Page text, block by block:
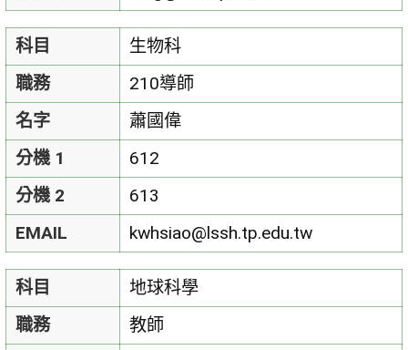
科目
生物科
職務
210導師
名字
蕭國偉
分機 1
612
分機 2
613
EMAIL
kwhsiao@lssh.tp.edu.tw
科目
地球科學
職務
教師